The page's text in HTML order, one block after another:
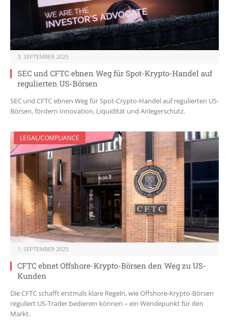
3. SEPTEMBER 2025
SEC und CFTC ebnen Weg für Spot-Krypto-Handel auf
regulierten US-Börsen
SEC und CFTC ebnen Weg für Spot-Crypto-Handel auf regulierten US-
Börsen, fördern Innovation, Liquidität und Anlegerschutz.
LEGAL/COMPLIANCE
1. SEPTEMBER 2025
CFTC ebnet Offshore-Krypto-Börsen den Weg zu US-
Kunden
Die CFTC schafft erstmals klare Regeln, wie Offshore-Krypto-Börsen
reguliert US-Trader bedienen können – ein Wendepunkt für den
Markt.